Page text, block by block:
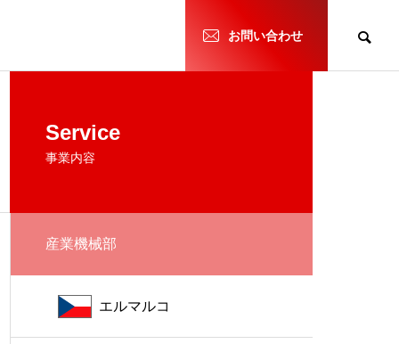
お問い合わせ
Service
事業内容
産業機械部
エルマルコ